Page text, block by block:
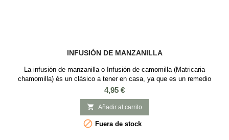
INFUSIÓN DE MANZANILLA
La infusión de manzanilla o Infusión de camomilla (Matricaria
chamomilla) és un clásico a tener en casa, ya que es un remedio
natural que en nuestra cultura se ha ido tomando a lo largo del tiempo
para encontrarnos mejor. Ingredientes: Manzanilla 100% de máxima
calidad y aroma suave.
Precio
4,95 €
 Añadir al carrito
 Fuera de stock